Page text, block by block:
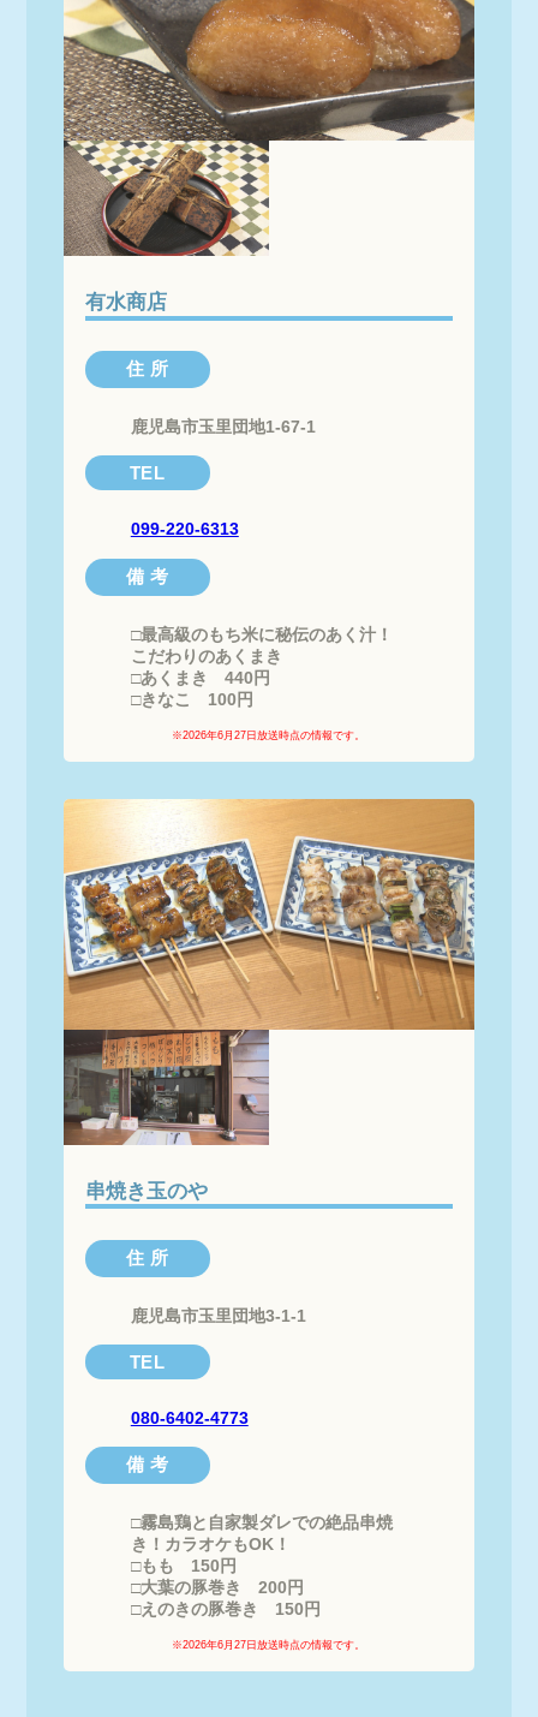
有水商店
住 所
鹿児島市玉里団地1-67-1
TEL
099-220-6313
備 考
□最高級のもち米に秘伝のあく汁！
こだわりのあくまき
□あくまき　440円
□きなこ　100円
※2026年6月27日放送時点の情報です。
串焼き玉のや
住 所
鹿児島市玉里団地3-1-1
TEL
080-6402-4773
備 考
□霧島鶏と自家製ダレでの絶品串焼
き！カラオケもOK！
□もも　150円
□大葉の豚巻き　200円
□えのきの豚巻き　150円
※2026年6月27日放送時点の情報です。